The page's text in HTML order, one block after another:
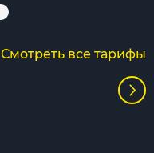
Смотреть все тарифы